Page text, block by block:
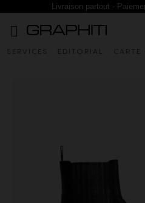
Livraison partout -
SERVICES EDITORIAL CARTE